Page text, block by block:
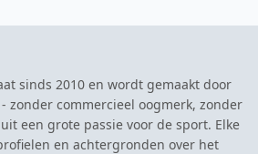
sinds 2010 en wordt gemaakt door
zonder commercieel oogmerk, zonder
een grote passie voor de sport. Elke
en achtergronden over het